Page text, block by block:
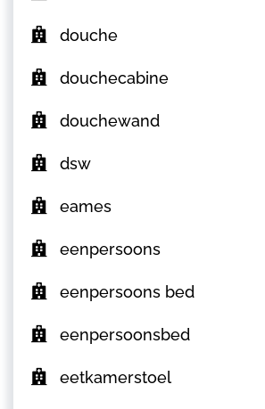
douche
douchecabine
douchewand
dsw
eames
eenpersoons
eenpersoons bed
eenpersoonsbed
eetkamerstoel